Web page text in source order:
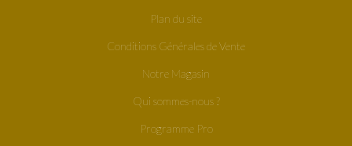
Plan du site
Conditions Générales de Vente
Notre Magasin
Qui sommes-nous ?
Programme Pro